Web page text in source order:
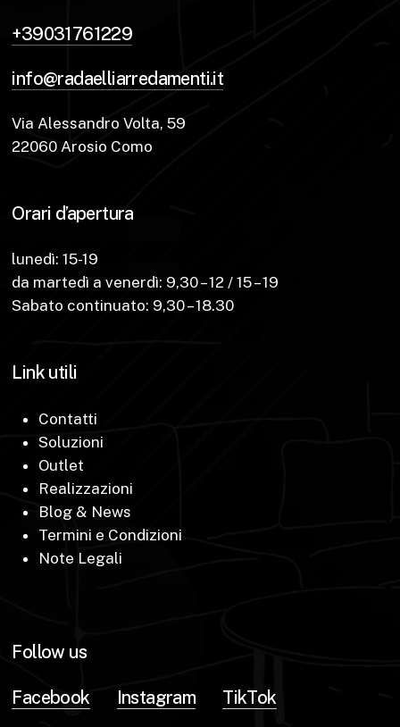
+39031761229
info@radaelliarredamenti.it
Via Alessandro Volta, 59
22060 Arosio Como
Orari d’apertura
lunedì: 15-19
da martedì a venerdì: 9,30 – 12 / 15 – 19
Sabato continuato: 9,30 – 18.30
Link utili
Contatti
Soluzioni
Outlet
Realizzazioni
Blog & News
Termini e Condizioni
Note Legali
Follow us
Facebook Instagram
TikTok